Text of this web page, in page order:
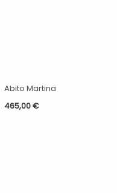
Abito Martina
465,00€